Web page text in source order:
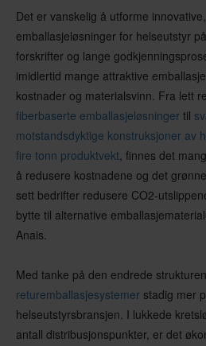
Det er vanskelig å utforme
emballasjeløsninger for helseutstyr
forskrifter og lange
imidlertid mange attraktive
kostnader og materialsvinn. Fra lett
fiberbaserte emballasjeløsninger til
motstandsdyktige konstruksjoner av
fire tonn produktvekt , finnes det
å redusere kostnadene og det
sett bedrifter redusere CO2-
bytte til alternative
Anais.
Med tanke på den endrede
returemballasjesystemer stadig mer
helseutstyrsbransjen. I lukkede
antall distribusjonspunkter, er det